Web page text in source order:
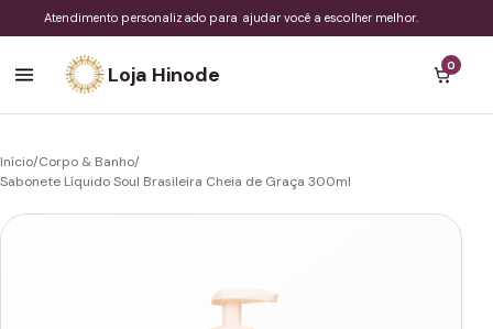
Atendimento personalizado para ajudar você a escolher melhor.
Loja Hinode 0
Início/Corpo & Banho/
Sabonete Líquido Soul Brasileira Cheia de Graça 300ml